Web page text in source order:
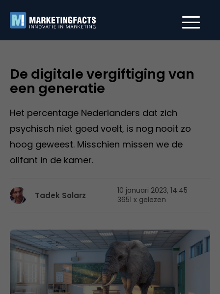
De digitale vergiftiging van
een generatie
Het percentage Nederlanders dat zich
psychisch niet goed voelt, is nog nooit zo
hoog geweest. Misschien missen we de
olifant in de kamer.
Tadek Solarz
10 januari 2023, 14:45
3651 x gelezen